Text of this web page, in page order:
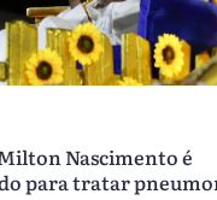
Nascimento é
para tratar